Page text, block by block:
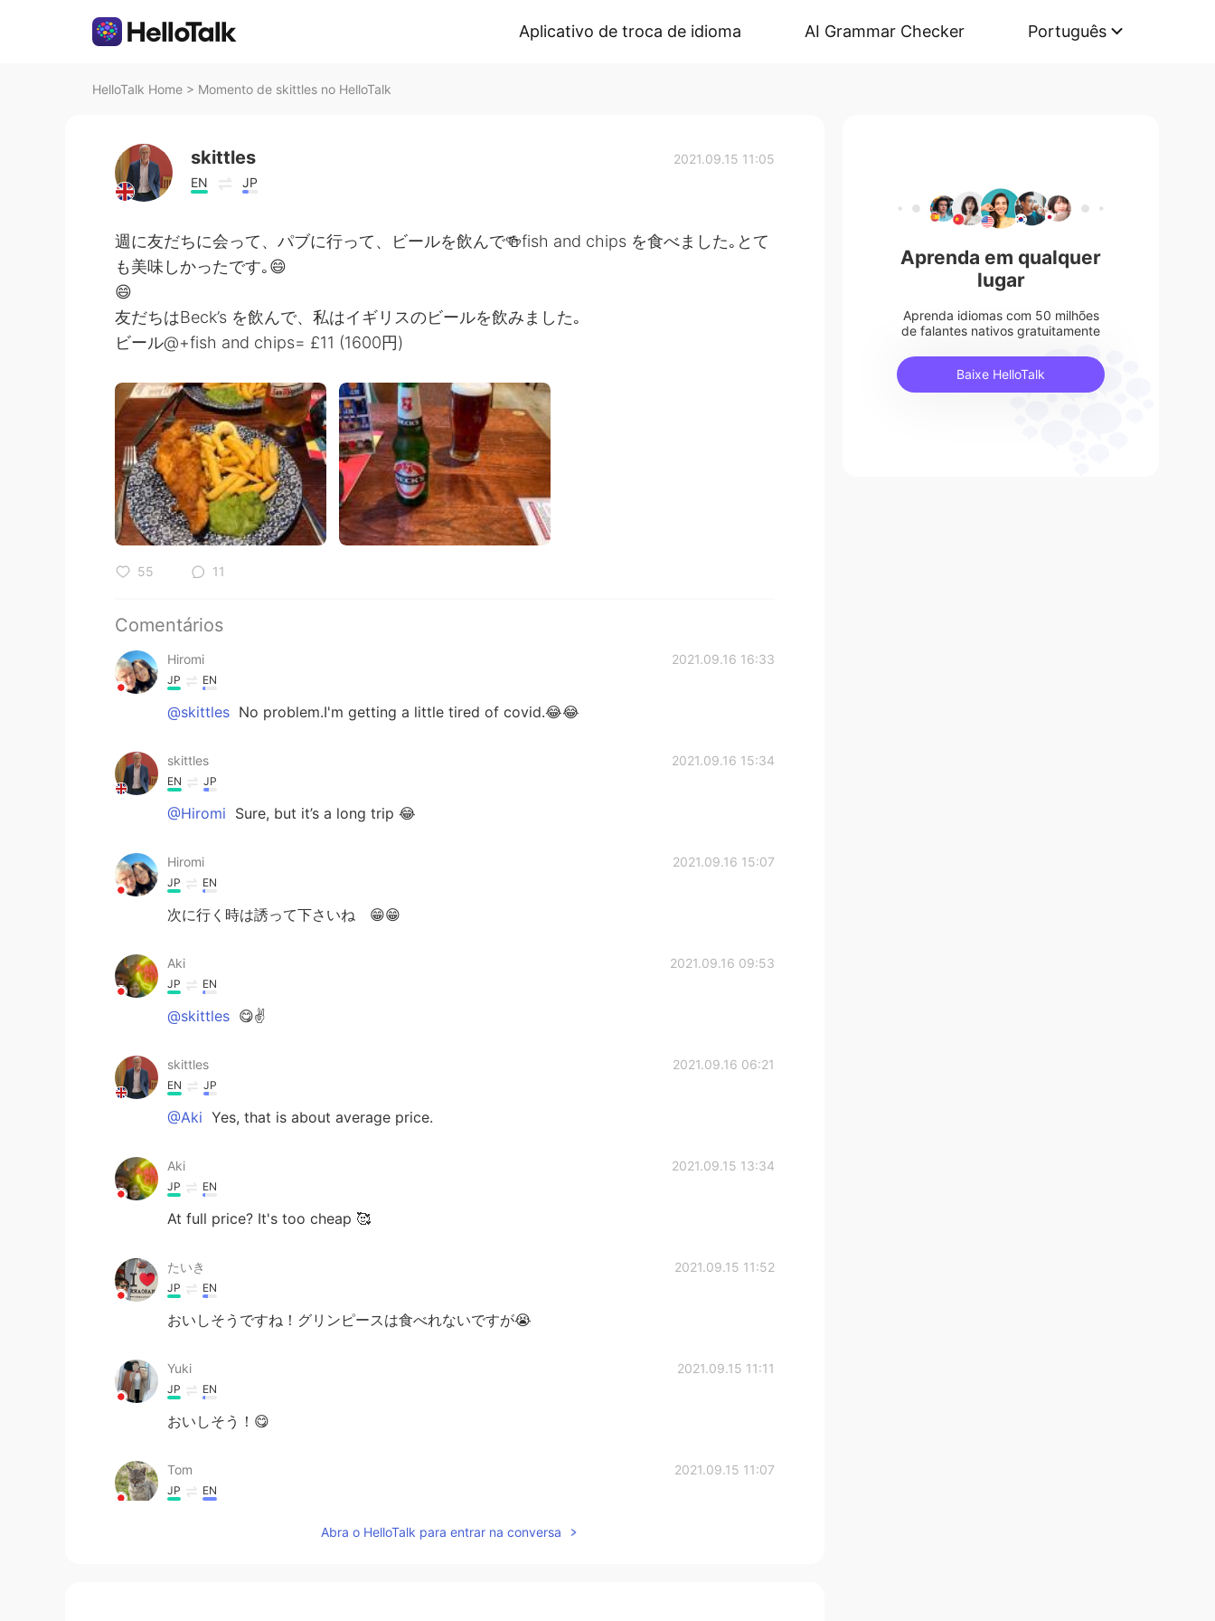
Aplicativo de troca de idioma AI Grammar Checker Português
HelloTalk Home > Momento de skittles no HelloTalk
skittles
EN JP
2021.09.15 11:05
週に友だちに会って、パブに行って、ビールを飲んで🍻fish and chips を食べました｡とて
も美味しかったです｡😄
😄
友だちはBeck’s を飲んで、私はイギリスのビールを飲みました｡
ビール@+fish and chips= £11 (1600円)
55 11
Comentários
Hiromi 2021.09.16 16:33
JP EN
@skittles No problem.I'm getting a little tired of covid.😂😂
skittles 2021.09.16 15:34
EN JP
@Hiromi Sure, but it’s a long trip 😂
Hiromi 2021.09.16 15:07
JP EN
次に行く時は誘って下さいね 😁😁
Aki 2021.09.16 09:53
JP EN
@skittles 😋✌️
skittles 2021.09.16 06:21
EN JP
@Aki Yes, that is about average price.
Aki 2021.09.15 13:34
JP EN
At full price? It's too cheap 🥰
たいき 2021.09.15 11:52
JP EN
おいしそうですね！グリンピースは食べれないですが😭
Yuki 2021.09.15 11:11
JP EN
おいしそう！😋
Tom 2021.09.15 11:07
JP EN
Abra o HelloTalk para entrar na conversa
Aprenda em qualquer
lugar
Aprenda idiomas com 50 milhões
de falantes nativos gratuitamente
Baixe HelloTalk